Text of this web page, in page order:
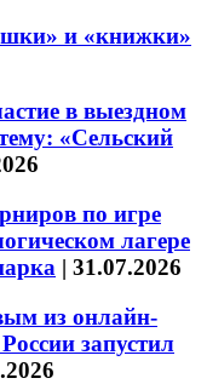
и «книжки»
в выездном
«Сельский
по игре
лагере
| 31.07.2026
из онлайн-
запустил